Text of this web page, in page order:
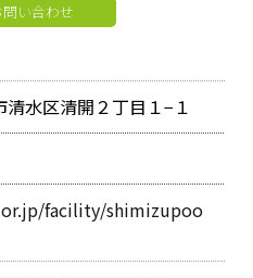
い合わせ
水区清開２丁目１−１
facility/shimizupoo